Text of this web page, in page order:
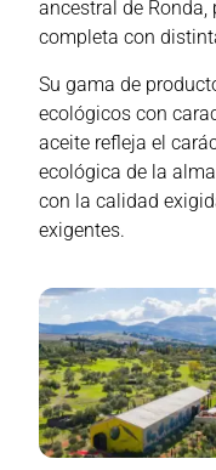
ancestral de
completa con
Su gama de
ecológicos con
aceite refleja el
ecológica de la
con la calidad
exigentes.